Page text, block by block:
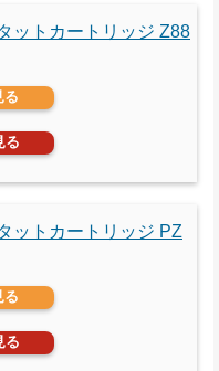
ットカートリッジ Z88
る
る
ットカートリッジ PZ
る
る